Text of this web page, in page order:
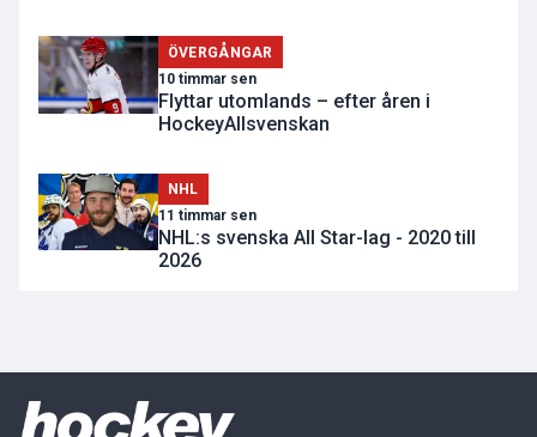
ÖVERGÅNGAR
10 timmar sen
Flyttar utomlands – efter åren i
HockeyAllsvenskan
NHL
11 timmar sen
NHL:s svenska All Star-lag - 2020 till
2026